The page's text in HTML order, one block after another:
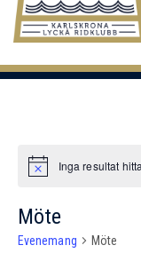
Notis Inga resultat
Möte
Evenemang Möte